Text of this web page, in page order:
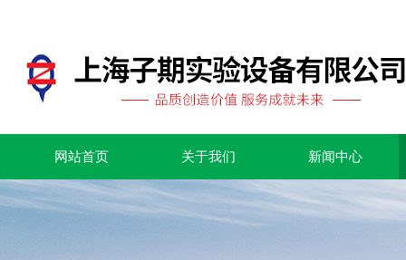
网站首页 关于我们 新闻中心